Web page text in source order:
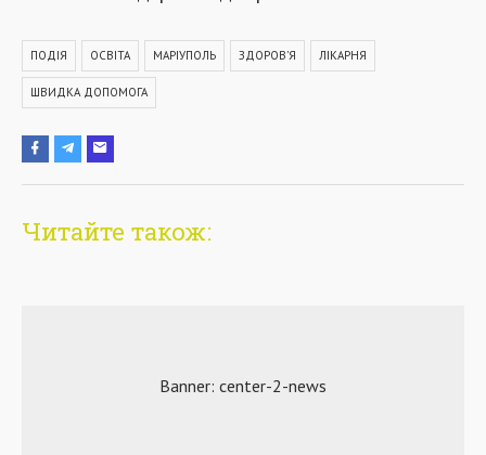
ПОДІЯ ОСВІТА МАРІУПОЛЬ ЗДОРОВ'Я ЛІКАРНЯ
ШВИДКА ДОПОМОГА
Читайте також: